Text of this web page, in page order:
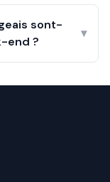
sont-
end ?
▾